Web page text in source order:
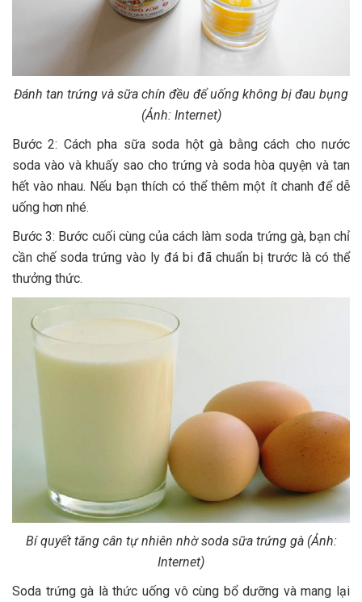
Đánh tan trứng và sữa chín đều để uống không bị đau bụng
(Ảnh: Internet)
Bước 2: Cách pha sữa soda hột gà bằng cách cho nước
soda vào và khuấy sao cho trứng và soda hòa quyện và tan
hết vào nhau. Nếu bạn thích có thể thêm một ít chanh để dễ
uống hơn nhé.
Bước 3: Bước cuối cùng của cách làm soda trứng gà, bạn chỉ
cần chế soda trứng vào ly đá bi đã chuẩn bị trước là có thể
thưởng thức.
Bí quyết tăng cân tự nhiên nhờ soda sữa trứng gà (Ảnh:
Internet)
Soda trứng gà là thức uống vô cùng bổ dưỡng và mang lại